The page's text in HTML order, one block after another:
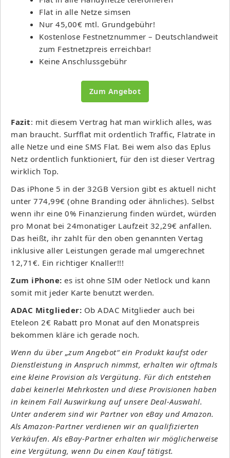
Flat in alle Netze simsen
Nur 45,00€ mtl. Grundgebühr!
Kostenlose Festnetznummer – Deutschlandweit
zum Festnetzpreis erreichbar!
Keine Anschlussgebühr
Zum Angebot
Fazit: mit diesem Vertrag hat man wirklich alles, was
man braucht. Surfflat mit ordentlich Traffic, Flatrate in
alle Netze und eine SMS Flat. Bei wem also das Eplus
Netz ordentlich funktioniert, für den ist dieser Vertrag
wirklich Top.
Das iPhone 5 in der 32GB Version gibt es aktuell nicht
unter 774,99€ (ohne Branding oder ähnliches). Selbst
wenn ihr eine 0% Finanzierung finden würdet, würden
pro Monat bei 24monatiger Laufzeit 32,29€ anfallen.
Das heißt, ihr zahlt für den oben genannten Vertag
inklusive aller Leistungen gerade mal umgerechnet
12,71€. Ein richtiger Knaller!!!
Zum iPhone: es ist ohne SIM oder Netlock und kann
somit mit jeder Karte benutzt werden.
ADAC Mitglieder: Ob ADAC Mitglieder auch bei
Eteleon 2€ Rabatt pro Monat auf den Monatspreis
bekommen kläre ich gerade noch.
Wenn du über „zum Angebot“ ein Produkt kaufst oder
Dienstleistung in Anspruch nimmst, erhalten wir oftmals
eine kleine Provision als Vergütung. Für dich entstehen
dabei keinerlei Mehrkosten und diese Provisionen haben
in keinem Fall Auswirkung auf unsere Deal-Auswahl.
Unter anderem sind wir Partner von eBay und Amazon.
Als Amazon-Partner verdienen wir an qualifizierten
Verkäufen. Als eBay-Partner erhalten wir möglicherweise
eine Vergütung, wenn Du einen Kauf tätigst.